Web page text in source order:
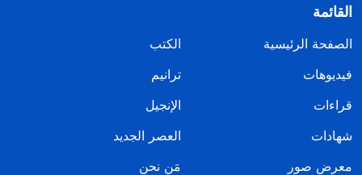
القائمة
الصفحة الرئيسية
الكتب
فيديوهات
ترانيم
قراءات
الإنجيل
شهادات
العصر الجديد
معرض صور
مَن نحن